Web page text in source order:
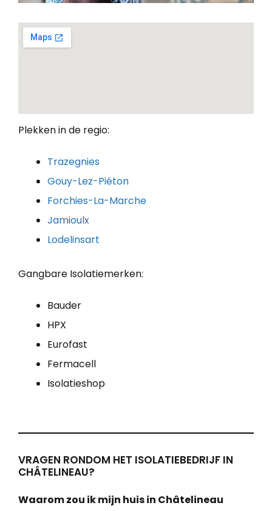
Plekken in de regio:
Trazegnies
Gouy-Lez-Piéton
Forchies-La-Marche
Jamioulx
Lodelinsart
Gangbare Isolatiemerken:
Bauder
HPX
Eurofast
Fermacell
Isolatieshop
VRAGEN RONDOM HET ISOLATIEBEDRIJF IN
CHÂTELINEAU?
Waarom zou ik mijn huis in Châtelineau